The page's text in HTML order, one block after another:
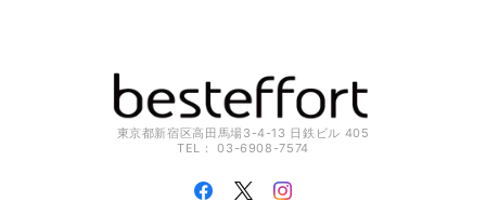
東京都新宿区高田馬場3-4-13 日鉄ビル 405
TEL： 03-6908-7574